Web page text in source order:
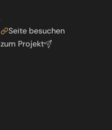
Seite besuchen
zum Projekt